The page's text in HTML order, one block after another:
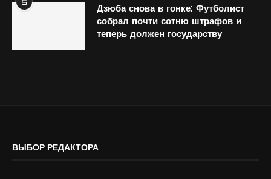
5
Дзюба снова в гонке: Футболист
собрал почти сотню штрафов и
теперь должен государству
ВЫБОР РЕДАКТОРА